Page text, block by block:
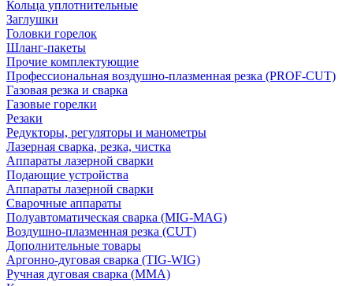
Кольца уплотнительные
Заглушки
Головки горелок
Шланг-пакеты
Прочие комплектующие
Профессиональная воздушно-плазменная резка (PROF-CUT)
Газовая резка и сварка
Газовые горелки
Резаки
Редукторы, регуляторы и манометры
Лазерная сварка, резка, чистка
Аппараты лазерной сварки
Подающие устройства
Аппараты лазерной сварки
Сварочные аппараты
Полуавтоматическая сварка (MIG-MAG)
Воздушно-плазменная резка (CUT)
Дополнительные товары
Аргонно-дуговая сварка (TIG-WIG)
Ручная дуговая сварка (MMA)